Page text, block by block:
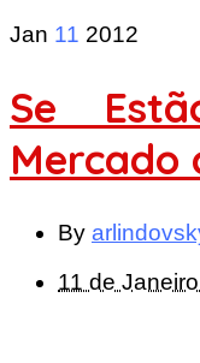
Jan 11 2012
Se
Mercado
By
11 de